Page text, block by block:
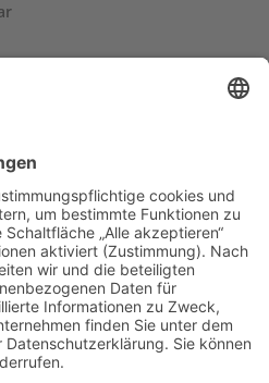
der Türme geschieht
im Schlosshotel und mind.